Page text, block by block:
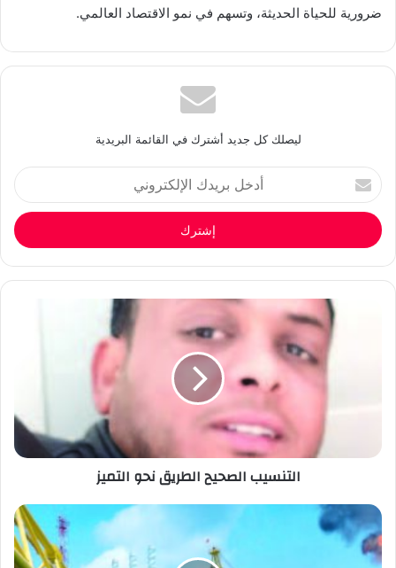
ضرورية للحياة الحديثة، وتسهم في نمو الاقتصاد العالمي.
ليصلك كل جديد أشترك في القائمة البريدية
أدخل
بريدك
الإلكتروني
التنسيب الصحيح الطريق نحو التميز